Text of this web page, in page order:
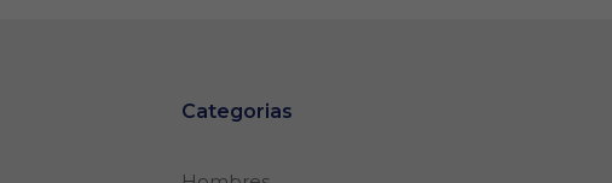
Categorias